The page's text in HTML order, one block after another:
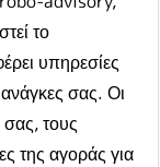
το
υπηρεσίες
σας. Οι
τους
της αγοράς για